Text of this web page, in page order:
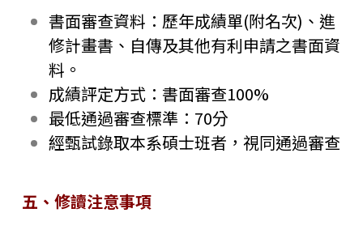
書面審查資料：歷年成績單(附名次)、進
修計畫書、自傳及其他有利申請之書面資
料。
成績評定方式：書面審查100%
最低通過審查標準：70分
經甄試錄取本系碩士班者，視同通過審查
五、修讀注意事項